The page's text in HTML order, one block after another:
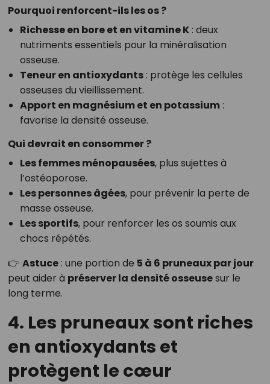
Pourquoi renforcent-ils les os ?
Richesse en bore et en vitamine K: deux
nutriments essentiels pour la minéralisation
osseuse.
Teneur en antioxydants: protège les cellules
osseuses du vieillissement.
Apport en magnésium et en potassium:
favorise la densité osseuse.
Qui devrait en consommer ?
Les femmes ménopausées, plus sujettes à
l’ostéoporose.
Les personnes âgées, pour prévenir la perte de
masse osseuse.
Les sportifs, pour renforcer les os soumis aux
chocs répétés.
👉 Astuce: une portion de 5 à 6 pruneaux par jour
peut aider à préserver la densité osseusesur le
long terme.
4. Les pruneaux sont riches
en antioxydants et
protègent le cœur